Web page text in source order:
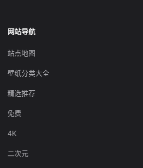
网站导航
站点地图
壁纸分类大全
精选推荐
免费
4K
二次元